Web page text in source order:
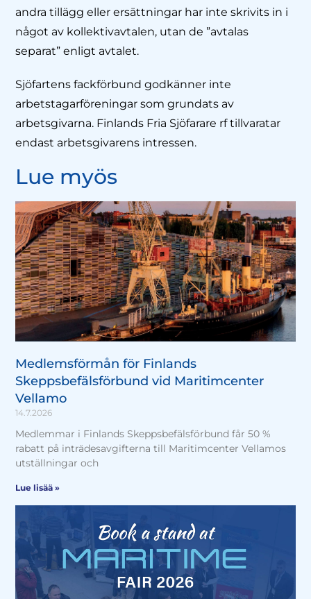
andra tillägg eller ersättningar har inte skrivits in i
något av kollektivavtalen, utan de ”avtalas
separat” enligt avtalet.
Sjöfartens fackförbund godkänner inte
arbetstagarföreningar som grundats av
arbetsgivarna. Finlands Fria Sjöfarare rf tillvaratar
endast arbetsgivarens intressen.
Lue myös
Medlemsförmån för Finlands
Skeppsbefälsförbund vid Maritimcenter
Vellamo
14.7.2026
Medlemmar i Finlands Skeppsbefälsförbund får 50 %
rabatt på inträdesavgifterna till Maritimcenter Vellamos
utställningar och
Lue lisää »